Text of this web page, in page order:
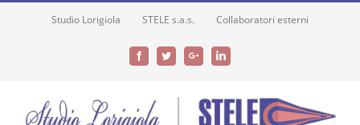
Studio Lorigiola STELE s.a.s. Collaboratori esterni
FacebookTwitterGoogle+LinkedIn